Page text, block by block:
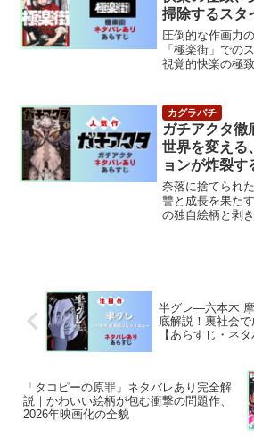
掃除するスタ
圧倒的な作画力
「極楽街」での
視覚的快楽の極
ガチアクタ徹
世界を変える
ョンが炸裂す
奈落に捨てられ
讐と成長を果た
の独自絵柄と剥
半グレ―六本木
底解説！裏社会
【あらすじ・ネタ
「タコピーの原罪」ネタバレあり完全解
説｜かわいい絵柄が包む衝撃の問題作、
2026年映画化の全貌